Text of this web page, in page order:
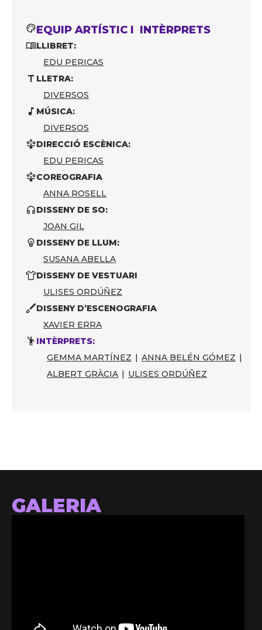
EQUIP ARTÍSTIC I INTÈRPRETS
LLIBRET:
EDU PERICAS
LLETRA:
DIVERSOS
MÚSICA:
DIVERSOS
DIRECCIÓ ESCÈNICA:
EDU PERICAS
COREOGRAFIA
ANNA ROSELL
DISSENY DE SO:
JOAN GIL
DISSENY DE LLUM:
SUSANA ABELLA
DISSENY DE VESTUARI
ULISES ORDÚÑEZ
DISSENY D’ESCENOGRAFIA
XAVIER ERRA
INTÈRPRETS:
GEMMA MARTÍNEZ | ANNA BELÉN GÓMEZ |
ALBERT GRÀCIA | ULISES ORDÚÑEZ
GALERIA